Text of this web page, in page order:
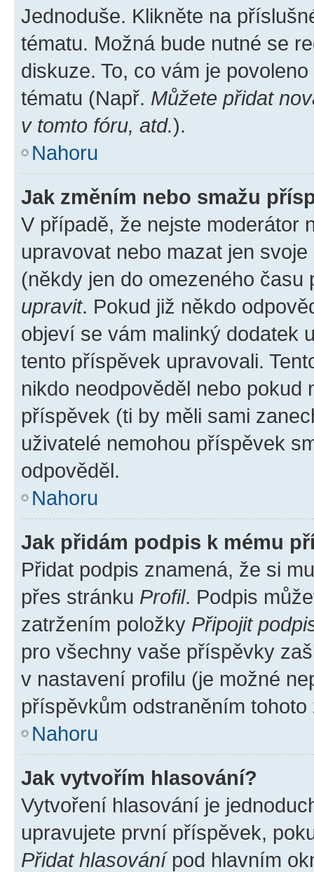
Jednoduše. Klikněte na
tématu. Možná bude nutné se
diskuze. To, co vám je
tématu (Např. Můžete přidat
v tomto fóru, atd.).
Nahoru
Jak změním nebo smažu
V případě, že nejste moderátor
upravovat nebo mazat jen
(někdy jen do omezeného
upravit. Pokud již někdo
objeví se vám malinký dodatek
tento příspěvek upravovali.
nikdo neodpověděl nebo pokud
příspěvek (ti by měli sami
uživatelé nemohou příspěvek
odpověděl.
Nahoru
Jak přidám podpis k mému
Přidat podpis znamená, že si
přes stránku Profil. Podpis
zatržením položky Připojit
pro všechny vaše příspěvky
v nastavení profilu (je možné
příspěvkům odstraněním
Nahoru
Jak vytvořím hlasování?
Vytvoření hlasování je
upravujete první příspěvek,
Přidat hlasovánípod hlavním